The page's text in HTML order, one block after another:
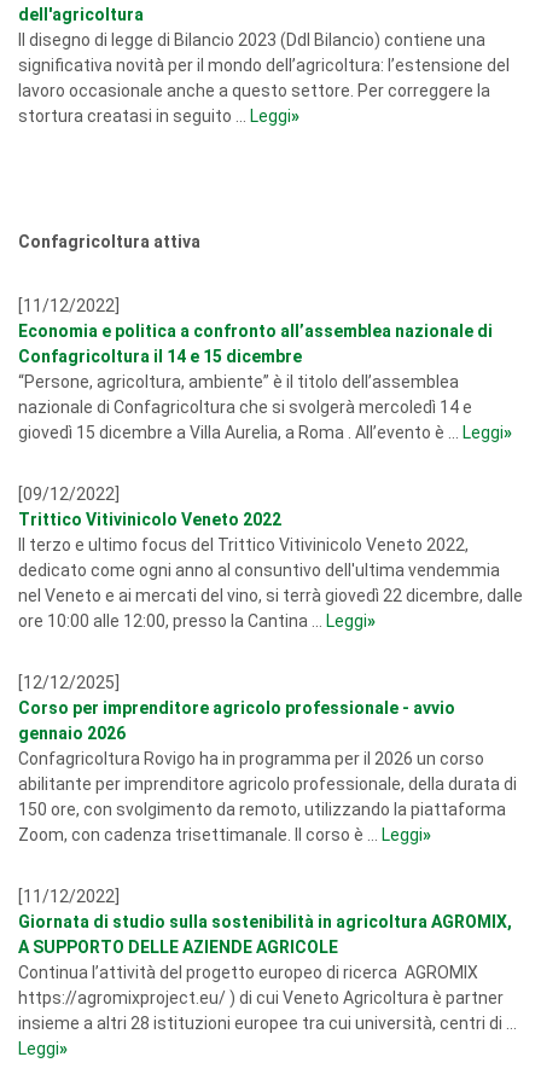
dell'agricoltura
Il disegno di legge di Bilancio 2023 (Ddl Bilancio) contiene una
significativa novità per il mondo dell’agricoltura: l’estensione del
lavoro occasionale anche a questo settore. Per correggere la
stortura creatasi in seguito ...
Leggi»
Confagricoltura attiva
[11/12/2022]
Economia e politica a confronto all’assemblea nazionale di
Confagricoltura il 14 e 15 dicembre
“Persone, agricoltura, ambiente” è il titolo dell’assemblea
nazionale di Confagricoltura che si svolgerà mercoledì 14 e
giovedì 15 dicembre a Villa Aurelia, a Roma . All’evento è ...
Leggi»
[09/12/2022]
Trittico Vitivinicolo Veneto 2022
Il terzo e ultimo focus del Trittico Vitivinicolo Veneto 2022,
dedicato come ogni anno al consuntivo dell'ultima vendemmia
nel Veneto e ai mercati del vino, si terrà giovedì 22 dicembre, dalle
ore 10:00 alle 12:00, presso la Cantina ...
Leggi»
[12/12/2025]
Corso per imprenditore agricolo professionale - avvio
gennaio 2026
Confagricoltura Rovigo ha in programma per il 2026 un corso
abilitante per imprenditore agricolo professionale, della durata di
150 ore, con svolgimento da remoto, utilizzando la piattaforma
Zoom, con cadenza trisettimanale. Il corso è ...
Leggi»
[11/12/2022]
Giornata di studio sulla sostenibilità in agricoltura AGROMIX,
A SUPPORTO DELLE AZIENDE AGRICOLE
Continua l’attività del progetto europeo di ricerca AGROMIX
https://agromixproject.eu/ ) di cui Veneto Agricoltura è partner
insieme a altri 28 istituzioni europee tra cui università, centri di ...
Leggi»